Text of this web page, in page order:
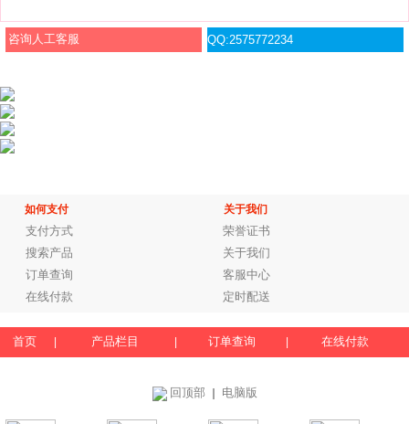
咨询人工客服 QQ:2575772234
如何支付 关于我们
支付方式
荣誉证书
搜索产品
关于我们
订单查询
客服中心
在线付款
定时配送
首页 产品栏目 订单查询 在线付款
回顶部 电脑版